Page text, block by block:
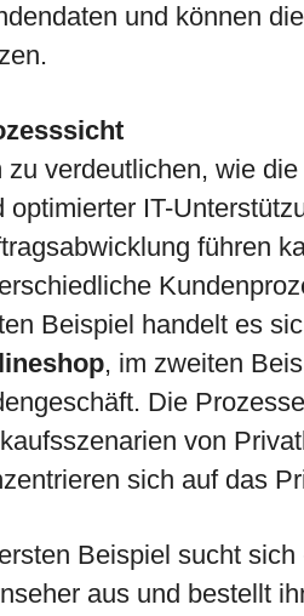
und können
zu verdeutlichen, wie
optimierter IT-
führen
Beispiel handelt es
, im zweiten
Die
von
sich auf das
Beispiel sucht
aus und bestellt